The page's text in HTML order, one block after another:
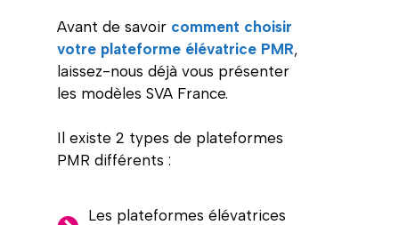
Avant de savoir comment choisir
votre plateforme élévatrice PMR,
laissez-nous déjà vous présenter
les modèles SVA France.
Il existe 2 types de plateformes
PMR différents :
Les plateformes élévatrices